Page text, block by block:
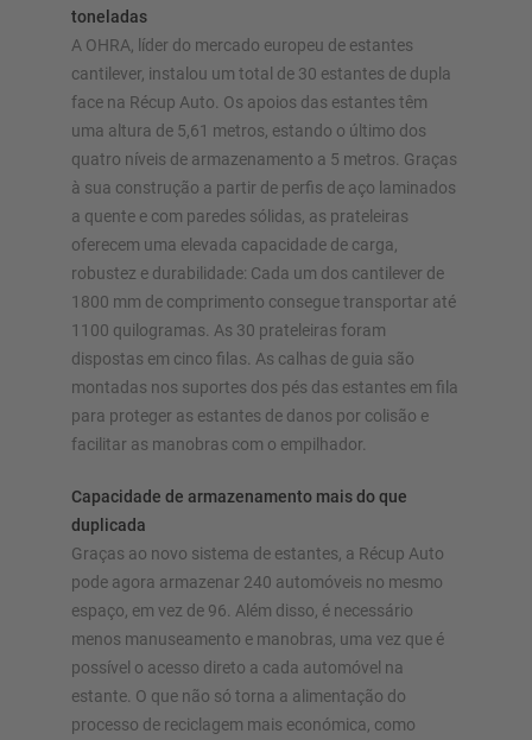
toneladas
A OHRA, líder do mercado europeu de estantes
cantilever, instalou um total de 30 estantes de dupla
face na Récup Auto. Os apoios das estantes têm
uma altura de 5,61 metros, estando o último dos
quatro níveis de armazenamento a 5 metros. Graças
à sua construção a partir de perfis de aço laminados
a quente e com paredes sólidas, as prateleiras
oferecem uma elevada capacidade de carga,
robustez e durabilidade: Cada um dos cantilever de
1800 mm de comprimento consegue transportar até
1100 quilogramas. As 30 prateleiras foram
dispostas em cinco filas. As calhas de guia são
montadas nos suportes dos pés das estantes em fila
para proteger as estantes de danos por colisão e
facilitar as manobras com o empilhador.
Capacidade de armazenamento mais do que
duplicada
Graças ao novo sistema de estantes, a Récup Auto
pode agora armazenar 240 automóveis no mesmo
espaço, em vez de 96. Além disso, é necessário
menos manuseamento e manobras, uma vez que é
possível o acesso direto a cada automóvel na
estante. O que não só torna a alimentação do
processo de reciclagem mais económica, como